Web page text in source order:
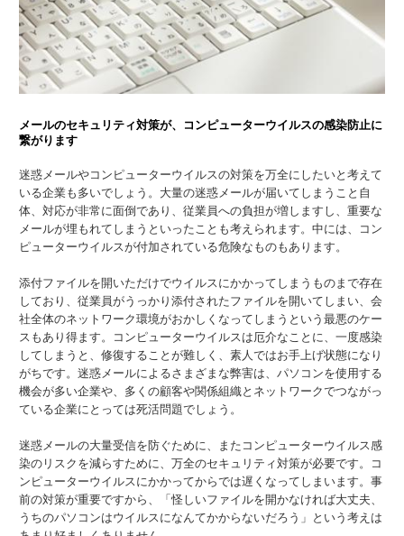
メールのセキュリティ対策が、コンピューターウイルスの感染防止に
繋がります
迷惑メールやコンピューターウイルスの対策を万全にしたいと考えて
いる企業も多いでしょう。大量の迷惑メールが届いてしまうこと自
体、対応が非常に面倒であり、従業員への負担が増しますし、重要な
メールが埋もれてしまうといったことも考えられます。中には、コン
ピューターウイルスが付加されている危険なものもあります。
添付ファイルを開いただけでウイルスにかかってしまうものまで存在
しており、従業員がうっかり添付されたファイルを開いてしまい、会
社全体のネットワーク環境がおかしくなってしまうという最悪のケー
スもあり得ます。コンピューターウイルスは厄介なことに、一度感染
してしまうと、修復することが難しく、素人ではお手上げ状態になり
がちです。迷惑メールによるさまざまな弊害は、パソコンを使用する
機会が多い企業や、多くの顧客や関係組織とネットワークでつながっ
ている企業にとっては死活問題でしょう。
迷惑メールの大量受信を防ぐために、またコンピューターウイルス感
染のリスクを減らすために、万全のセキュリティ対策が必要です。コ
ンピューターウイルスにかかってからでは遅くなってしまいます。事
前の対策が重要ですから、「怪しいファイルを開かなければ大丈夫、
うちのパソコンはウイルスになんてかからないだろう」という考えは